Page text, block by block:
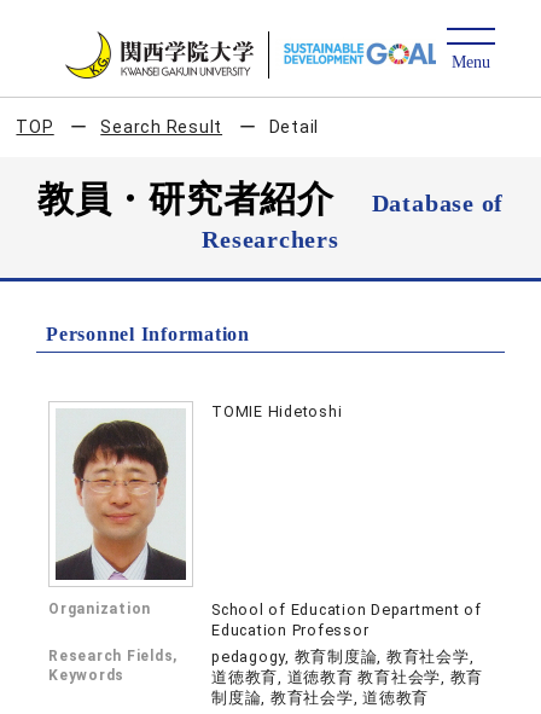
TOP Search Result Detail
教員・研究者紹介
Database of
Researchers
Personnel Information
TOMIE Hidetoshi
Organization
School of Education Department of
Education Professor
Research Fields,
Keywords
pedagogy, 教育制度論, 教育社会学,
道徳教育, 道徳教育 教育社会学, 教育
制度論, 教育社会学, 道徳教育